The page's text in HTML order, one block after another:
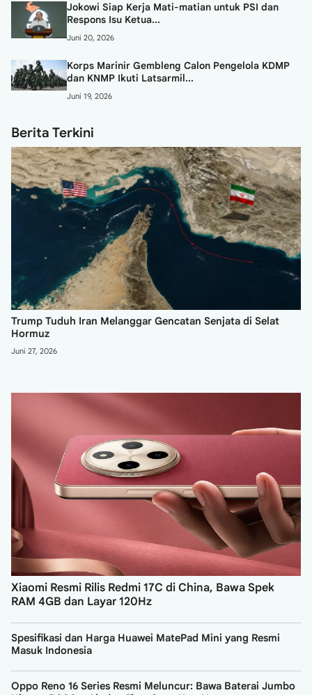
Jokowi Siap Kerja Mati-matian untuk PSI dan
Respons Isu Ketua...
Juni 20, 2026
Korps Marinir Gembleng Calon Pengelola KDMP
dan KNMP Ikuti Latsarmil...
Juni 19, 2026
Berita Terkini
Trump Tuduh Iran Melanggar Gencatan Senjata di Selat
Hormuz
Juni 27, 2026
Xiaomi Resmi Rilis Redmi 17C di China, Bawa Spek
RAM 4GB dan Layar 120Hz
Spesifikasi dan Harga Huawei MatePad Mini yang Resmi
Masuk Indonesia
Oppo Reno 16 Series Resmi Meluncur: Bawa Baterai Jumbo